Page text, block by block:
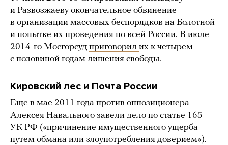
и Развозжаеву окончательное обвинение
в организации массовых беспорядков на Болотной
и попытке их проведения по всей России. В июле
2014-го Мосгорсуд приговорил их к четырем
с половиной годам лишения свободы.
Кировский лес и Почта России
Еще в мае 2011 года против оппозиционера
Алексея Навального завели дело по статье 165
УК РФ («причинение имущественного ущерба
путем обмана или злоупотребления доверием»).